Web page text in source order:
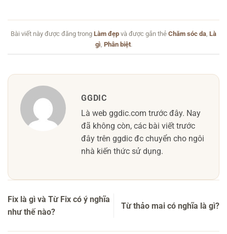
Bài viết này được đăng trong Làm đẹp và được gắn thẻ Chăm sóc da Là
gì Phân biệt.
GGDIC
Là web ggdic.com trước đây. Nay
đã không còn, các bài viết trước
đây trên ggdic đc chuyển cho ngôi
nhà kiến thức sử dụng.
Fix là gì và Từ Fix có ý nghĩa
như thế nào?
Từ thảo mai có nghĩa là gì?